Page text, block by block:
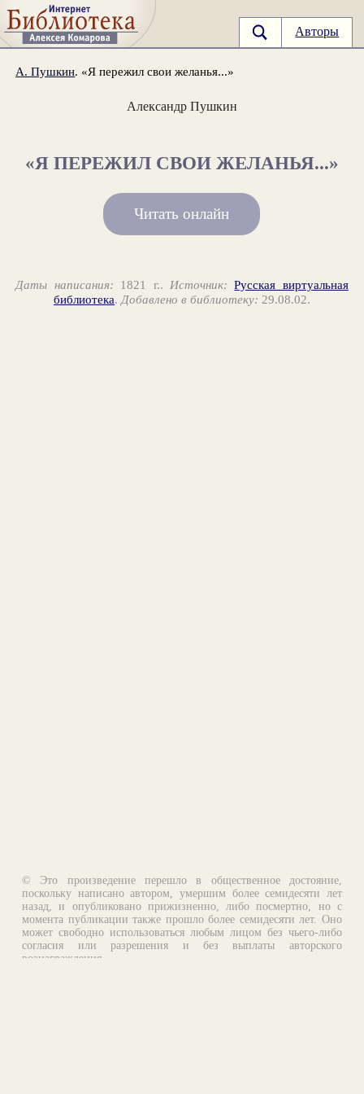
Авторы
А. Пушкин. «Я пережил свои желанья...»
Александр Пушкин
«Я ПЕРЕЖИЛ СВОИ ЖЕЛАНЬЯ...»
Читать онлайн
Даты написания: 1821 г.. Источник: Русская виртуальная
библиотека.Добавлено в библиотеку: 29.08.02.
© Это произведение перешло в общественное достояние,
поскольку написано автором, умершим более семидесяти лет
назад, и опубликовано прижизненно, либо посмертно, но с
момента публикации также прошло более семидесяти лет. Оно
может свободно использоваться любым лицом без чьего-либо
согласия или разрешения и без выплаты авторского
вознаграждения.